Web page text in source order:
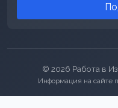
© 2026 Работа в
Информация на сайте